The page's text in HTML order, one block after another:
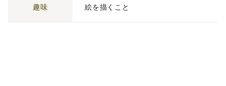
趣味 絵を描くこと